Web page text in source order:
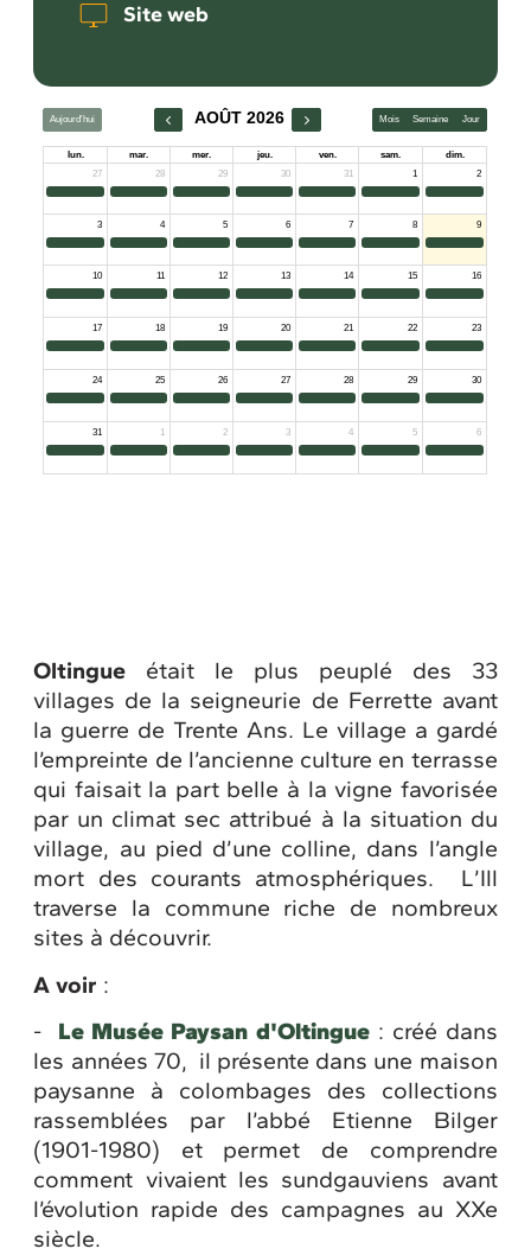
Site web
Oltingue était le plus peuplé des 33
villages de la seigneurie de Ferrette avant
la guerre de Trente Ans. Le village a gardé
l’empreinte de l’ancienne culture en terrasse
qui faisait la part belle à la vigne favorisée
par un climat sec attribué à la situation du
village, au pied d’une colline, dans l’angle
mort des courants atmosphériques. L’Ill
traverse la commune riche de nombreux
sites à découvrir.
A voir :
- Le Musée Paysan d'Oltingue: créé dans
les années 70, il présente dans une maison
paysanne à colombages des collections
rassemblées par l’abbé Etienne Bilger
(1901-1980) et permet de comprendre
comment vivaient les sundgauviens avant
l’évolution rapide des campagnes au XXe
siècle.